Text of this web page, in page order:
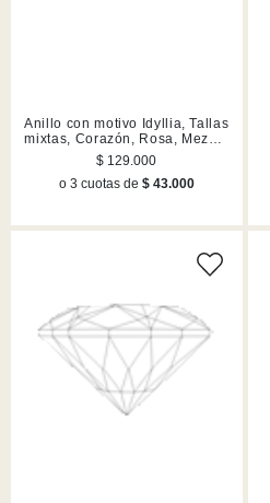
Anillo con motivo Idyllia, Tallas
mixtas, Corazón, Rosa, Mezcla
de acabados
$ 129.000
o 3 cuotas de $ 43.000